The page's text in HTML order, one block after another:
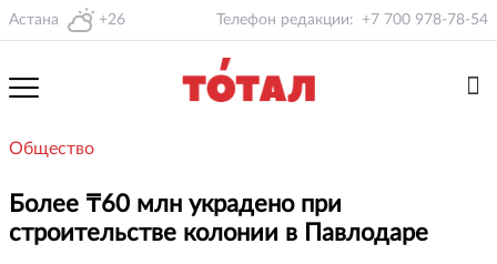
Астана +26 Телефон редакции: +7 700 978-78-54
Общество
Более ₸60 млн украдено при
строительстве колонии в Павлодаре